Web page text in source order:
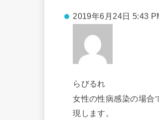
2019年6月24日 5:43
らびるれ
女性の性病感染の場合
現します。